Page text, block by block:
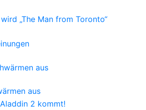
„The Man from Toronto“
aus